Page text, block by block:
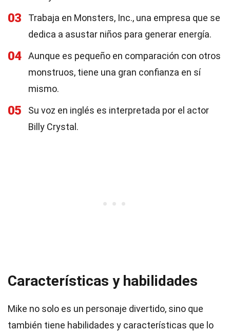
03
Trabaja en Monsters, Inc., una empresa que se
dedica a asustar niños para generar energía.
04
Aunque es pequeño en comparación con otros
monstruos, tiene una gran confianza en sí
mismo.
05
Su voz en inglés es interpretada por el actor
Billy Crystal.
Características y habilidades
Mike no solo es un personaje divertido, sino que
también tiene habilidades y características que lo